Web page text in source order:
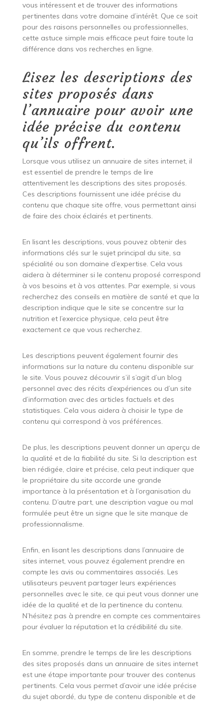
vous intéressent et de trouver des informations
pertinentes dans votre domaine d’intérêt. Que ce soit
pour des raisons personnelles ou professionnelles,
cette astuce simple mais efficace peut faire toute la
différence dans vos recherches en ligne.
Lisez les descriptions des
sites proposés dans
l’annuaire pour avoir une
idée précise du contenu
qu’ils offrent.
Lorsque vous utilisez un annuaire de sites internet, il
est essentiel de prendre le temps de lire
attentivement les descriptions des sites proposés.
Ces descriptions fournissent une idée précise du
contenu que chaque site offre, vous permettant ainsi
de faire des choix éclairés et pertinents.
En lisant les descriptions, vous pouvez obtenir des
informations clés sur le sujet principal du site, sa
spécialité ou son domaine d’expertise. Cela vous
aidera à déterminer si le contenu proposé correspond
à vos besoins et à vos attentes. Par exemple, si vous
recherchez des conseils en matière de santé et que la
description indique que le site se concentre sur la
nutrition et l’exercice physique, cela peut être
exactement ce que vous recherchez.
Les descriptions peuvent également fournir des
informations sur la nature du contenu disponible sur
le site. Vous pouvez découvrir s’il s’agit d’un blog
personnel avec des récits d’expériences ou d’un site
d’information avec des articles factuels et des
statistiques. Cela vous aidera à choisir le type de
contenu qui correspond à vos préférences.
De plus, les descriptions peuvent donner un aperçu de
la qualité et de la fiabilité du site. Si la description est
bien rédigée, claire et précise, cela peut indiquer que
le propriétaire du site accorde une grande
importance à la présentation et à l’organisation du
contenu. D’autre part, une description vague ou mal
formulée peut être un signe que le site manque de
professionnalisme.
Enfin, en lisant les descriptions dans l’annuaire de
sites internet, vous pouvez également prendre en
compte les avis ou commentaires associés. Les
utilisateurs peuvent partager leurs expériences
personnelles avec le site, ce qui peut vous donner une
idée de la qualité et de la pertinence du contenu.
N’hésitez pas à prendre en compte ces commentaires
pour évaluer la réputation et la crédibilité du site.
En somme, prendre le temps de lire les descriptions
des sites proposés dans un annuaire de sites internet
est une étape importante pour trouver des contenus
pertinents. Cela vous permet d’avoir une idée précise
du sujet abordé, du type de contenu disponible et de